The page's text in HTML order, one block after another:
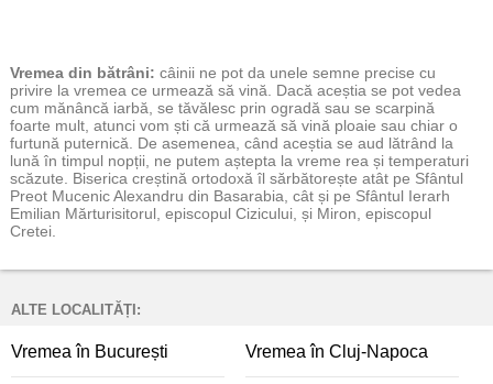
Vremea din bătrâni: câinii ne pot da unele semne precise cu
privire la vremea ce urmează să vină. Dacă aceștia se pot vedea
cum mănâncă iarbă, se tăvălesc prin ogradă sau se scarpină
foarte mult, atunci vom ști că urmează să vină ploaie sau chiar o
furtună puternică. De asemenea, când aceștia se aud lătrând la
lună în timpul nopții, ne putem aștepta la vreme rea și temperaturi
scăzute. Biserica creștină ortodoxă îl sărbătorește atât pe Sfântul
Preot Mucenic Alexandru din Basarabia, cât și pe Sfântul Ierarh
Emilian Mărturisitorul, episcopul Cizicului, și Miron, episcopul
Cretei.
ALTE LOCALITĂȚI:
Vremea în București Vremea în Cluj-Napoca